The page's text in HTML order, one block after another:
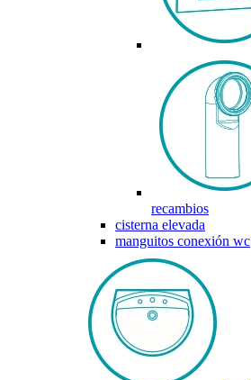
recambios
cisterna elevada
manguitos conexión wc